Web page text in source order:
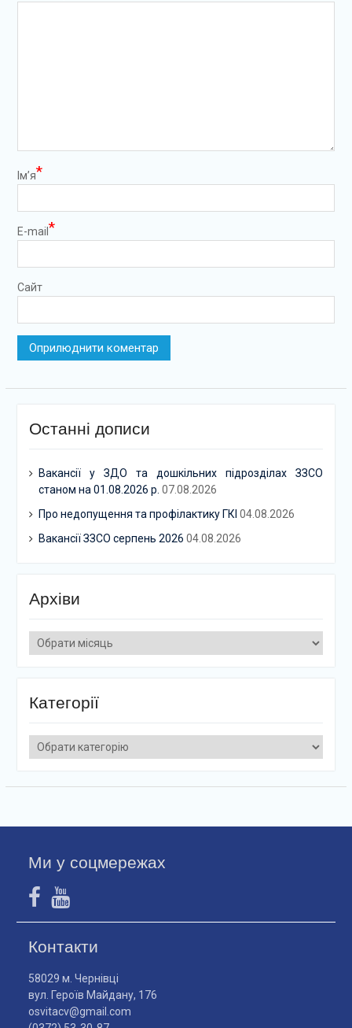
Ім’я*
E-mail *
Сайт
Останні дописи
Вакансії у ЗДО та дошкільних підрозділах ЗЗСО
станом на 01.08.2026 р. 07.08.2026
Про недопущення та профілактику ГКІ 04.08.2026
Вакансії ЗЗСО серпень 2026 04.08.2026
Архіви
Архіви
Категорії
Категорії
Ми у соцмережах
Контакти
58029 м. Чернівці
вул. Героїв Майдану, 176
osvitacv@gmail.com